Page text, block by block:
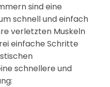
sind eine
schnell und einfach
verletzten Muskeln
einfache Schritte
schnellere und